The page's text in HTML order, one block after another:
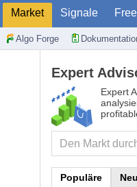
Market Signale
Algo Forge
Expert
Expert
Populäre